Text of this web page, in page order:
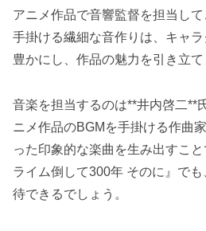
アニメ作品で音響監督を担当し
手掛ける繊細な音作りは、キャ
豊かにし、作品の魅力を引き立て
音楽を担当するのは**井内啓二**
ニメ作品のBGMを手掛ける作曲
った印象的な楽曲を生み出すこ
ライム倒して300年 そのに』で
待できるでしょう。